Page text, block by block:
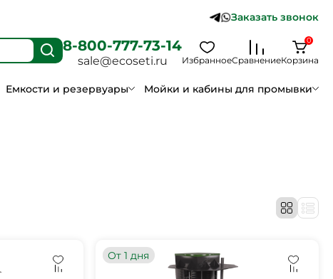
Заказать звонок
8-800-777-73-14
sale@ecoseti.ru ИзбранноеСравнениеКорзина
0
Емкости и резервуары Мойки и кабины для промывки
От 1 дня